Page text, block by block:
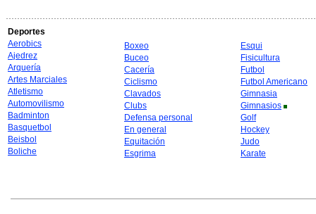
Deportes
Aerobics
Ajedrez
Arquería
Artes Marciales
Atletismo
Automovilismo
Badminton
Basquetbol
Beisbol
Boliche
Boxeo
Buceo
Cacería
Ciclismo
Clavados
Clubs
Defensa personal
En general
Equitación
Esgrima
Esqui
Fisicultura
Futbol
Futbol Americano
Gimnasia
Gimnasios
Golf
Hockey
Judo
Karate